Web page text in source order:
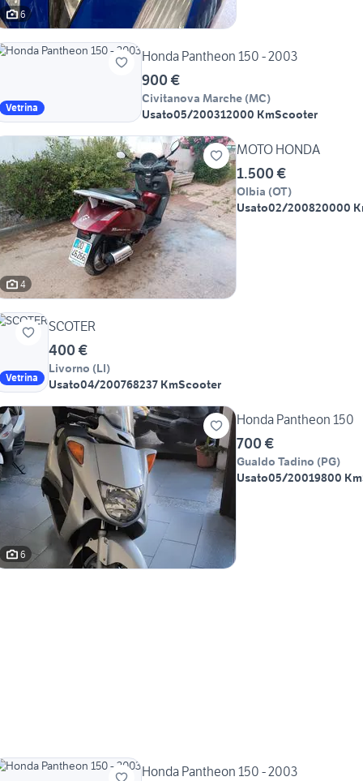
6
Vetrina
Honda Pantheon 150 - 2003
900 €
Civitanova Marche (MC)
Usato05/200312000 KmScooter
4
MOTO HONDA
1.500 €
Olbia (OT)
Usato02/200820000
Vetrina
SCOTER
400 €
Livorno (LI)
Usato04/200768237 KmScooter
6
Honda Pantheon 150
700 €
Gualdo Tadino (PG)
Usato05/20019800 Km
Honda Pantheon 150 - 2003